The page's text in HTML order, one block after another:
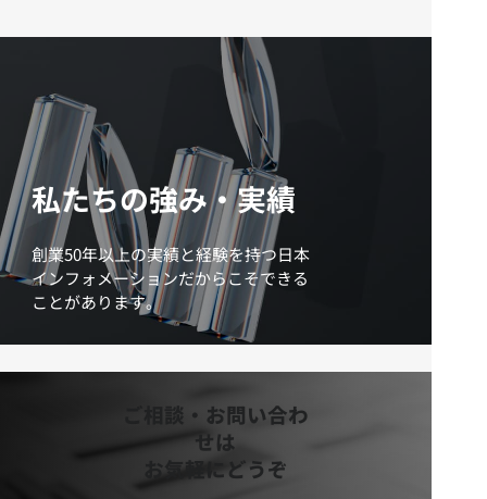
私たちの強み・実績
創業50年以上の実績と経験を持つ日本
インフォメーションだからこそできる
ことがあります。
ご相談・お問い合わ
せは
お気軽にどうぞ